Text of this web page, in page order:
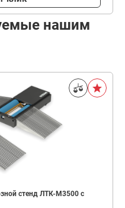
нашим
стенд ЛТК-М3500 с